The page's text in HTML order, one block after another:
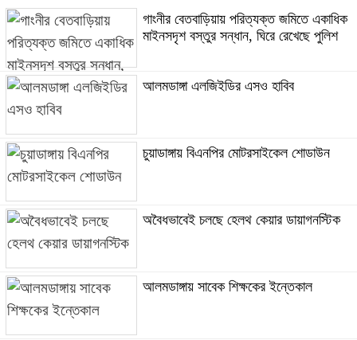
গাংনীর বেতবাড়িয়ায় পরিত্যক্ত জমিতে একাধিক
মাইনসদৃশ বস্তুর সন্ধান, ঘিরে রেখেছে পুলিশ
আলমডাঙ্গা এলজিইডির এসও হাবিব
চুয়াডাঙ্গায় বিএনপির মোটরসাইকেল শোডাউন
অবৈধভাবেই চলছে হেলথ কেয়ার ডায়াগনস্টিক
আলমডাঙ্গায় সাবেক শিক্ষকের ইন্তেকাল